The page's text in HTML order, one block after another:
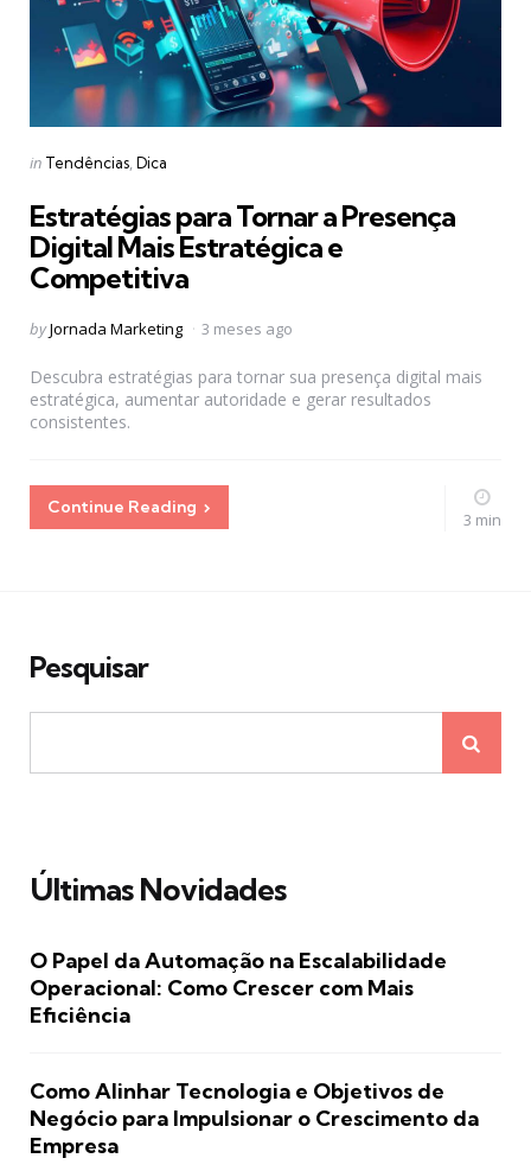
Categories
Posted
in Tendências Dica
Estratégias para Tornar a Presença
Digital Mais Estratégica e
Competitiva
Posted
byJornada Marketing 3 meses ago
Descubra estratégias para tornar sua presença digital mais
estratégica, aumentar autoridade e gerar resultados
consistentes.
Continue Reading
3 min
Pesquisar
Últimas Novidades
O Papel da Automação na Escalabilidade
Operacional: Como Crescer com Mais
Eficiência
Como Alinhar Tecnologia e Objetivos de
Negócio para Impulsionar o Crescimento da
Empresa